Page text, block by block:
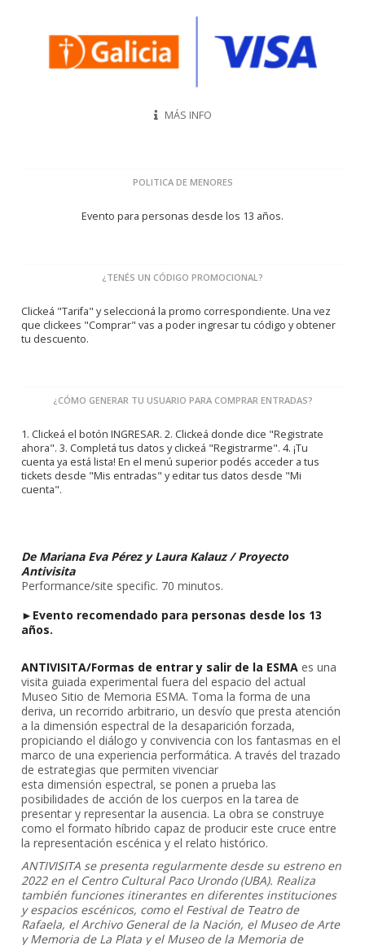
MÁS INFO
POLITICA DE MENORES
Evento para personas desde los 13 años.
¿TENÉS UN CÓDIGO PROMOCIONAL?
Clickeá "Tarifa" y seleccioná la promo correspondiente. Una vez
que clickees "Comprar" vas a poder ingresar tu código y obtener
tu descuento.
¿CÓMO GENERAR TU USUARIO PARA COMPRAR ENTRADAS?
1. Clickeá el botón INGRESAR. 2. Clickeá donde dice "Registrate
ahora". 3. Completá tus datos y clickeá "Registrarme". 4. ¡Tu
cuenta ya está lista! En el menú superior podés acceder a tus
tickets desde "Mis entradas" y editar tus datos desde "Mi
cuenta".
De Mariana Eva Pérez y Laura Kalauz / Proyecto
Antivisita
Performance/site specific. 70 minutos.
Evento recomendado para personas desde los 13
años.
ANTIVISITA/Formas de entrar y salir de la ESMA es una
visita guiada experimental fuera del espacio del actual
Museo Sitio de Memoria ESMA. Toma la forma de una
deriva, un recorrido arbitrario, un desvío que presta atención
a la dimensión espectral de la desaparición forzada,
propiciando el diálogo y convivencia con los fantasmas en el
marco de una experiencia performática. A través del trazado
de estrategias que permiten vivenciar
esta dimensión espectral, se ponen a prueba las
posibilidades de acción de los cuerpos en la tarea de
presentar y representar la ausencia. La obra se construye
como el formato híbrido capaz de producir este cruce entre
la representación escénica y el relato histórico.
ANTIVISITA se presenta regularmente desde su estreno en
2022 en el Centro Cultural Paco Urondo (UBA). Realiza
también funciones itinerantes en diferentes instituciones
y espacios escénicos, como el Festival de Teatro de
Rafaela, el Archivo General de la Nación, el Museo de Arte
y Memoria de La Plata y el Museo de la Memoria de